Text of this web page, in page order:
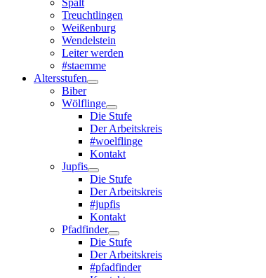
Spalt
Treuchtlingen
Weißenburg
Wendelstein
Leiter werden
#staemme
Altersstufen
Biber
Wölflinge
Die Stufe
Der Arbeitskreis
#woelflinge
Kontakt
Jupfis
Die Stufe
Der Arbeitskreis
#jupfis
Kontakt
Pfadfinder
Die Stufe
Der Arbeitskreis
#pfadfinder